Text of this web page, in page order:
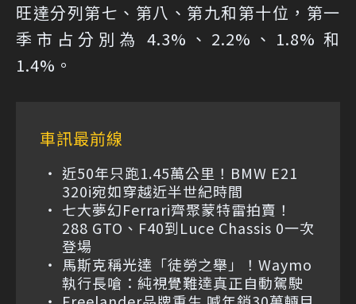
旺達分列第七、第八、第九和第十位，第一
季市占分別為 4.3%、2.2%、1.8% 和
1.4%。
車訊最前線
近50年只跑1.45萬公里！BMW E21
320i宛如穿越近半世紀時間
七大夢幻Ferrari齊聚蒙特雷拍賣！
288 GTO、F40到Luce Chassis 0一次
登場
馬斯克稱光達「徒勞之舉」！Waymo
執行長嗆：純視覺難達真正自動駕駛